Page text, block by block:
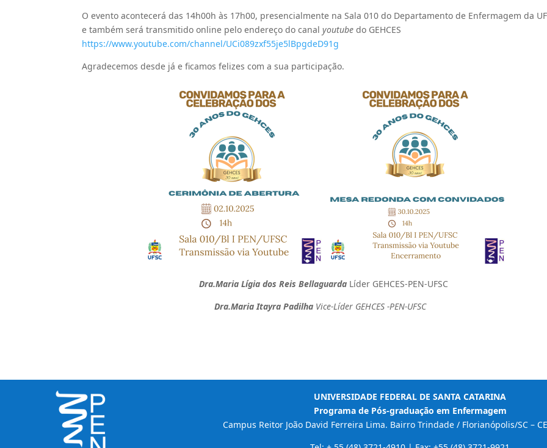
O evento acontecerá das 14h00h às 17h00, presencialmente na Sala 010 do Departamento de Enfermagem da
e também será transmitido online pelo endereço do canalyoutube do GEHCES
https://www.youtube.com/channel/UCi089zxf55je5lBpgdeD91g
Agradecemos desde já e ficamos felizes com a sua participação.
Dra.Maria Lígia dos Reis Bellaguarda Líder GEHCES-PEN-UFSC
Dra.Maria Itayra Padilha Vice-Líder GEHCES -PEN-UFSC
UNIVERSIDADE FEDERAL DE SANTA CATARINA
Programa de Pós-graduação em Enfermagem
Campus Reitor João David Ferreira Lima. Bairro Trindade / Florianópolis/SC –